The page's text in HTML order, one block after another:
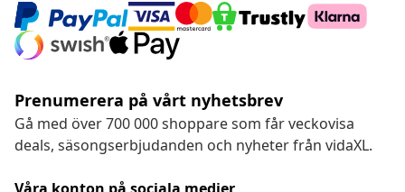
Prenumerera på vårt nyhetsbrev
Gå med över 700 000 shoppare som får veckovisa
deals, säsongserbjudanden och nyheter från vidaXL.